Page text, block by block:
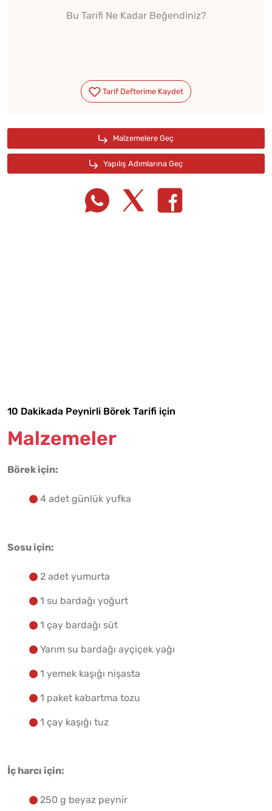
Bu Tarifi Ne Kadar Beğendiniz?
10 Dakikada Peynirli Börek Tarifi için
Malzemeler
Börek için:
4 adet günlük yufka
Sosu için:
2 adet yumurta
1 su bardağı yoğurt
1 çay bardağı süt
Yarım su bardağı ayçiçek yağı
1 yemek kaşığı nişasta
1 paket kabartma tozu
1 çay kaşığı tuz
İç harcı için:
250 g beyaz peynir